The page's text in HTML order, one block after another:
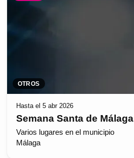
OTROS
Hasta el 5 abr 2026
Semana Santa de Málaga
Varios lugares en el municipio
Málaga